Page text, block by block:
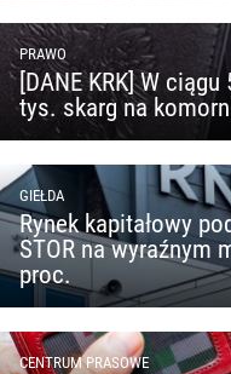
PRAWO
[DANE KRK] W ciągu
tys. skarg na
GIEŁDA
Rynek kapitałowy
STOR na wyraźnym
proc.
CENTRUM PRASOWE